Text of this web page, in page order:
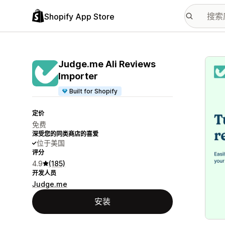
Shopify App Store
Judge.me Ali Reviews
Importer
Built for Shopify
定价
免费
深受您的同类商店的喜爱
位于美国
评分
4.9 (185)
开发人员
Judge.me
安装
配图